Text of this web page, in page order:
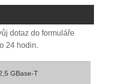
dotaz do formuláře
24 hodin.